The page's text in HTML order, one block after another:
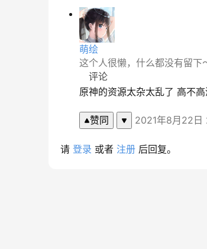
萌绘
这个人很懒，什么都没有留下
评论
原神的资源太杂太乱了 高不
赞同 2021年8月22日
请 登录 或者 注册 后回复。